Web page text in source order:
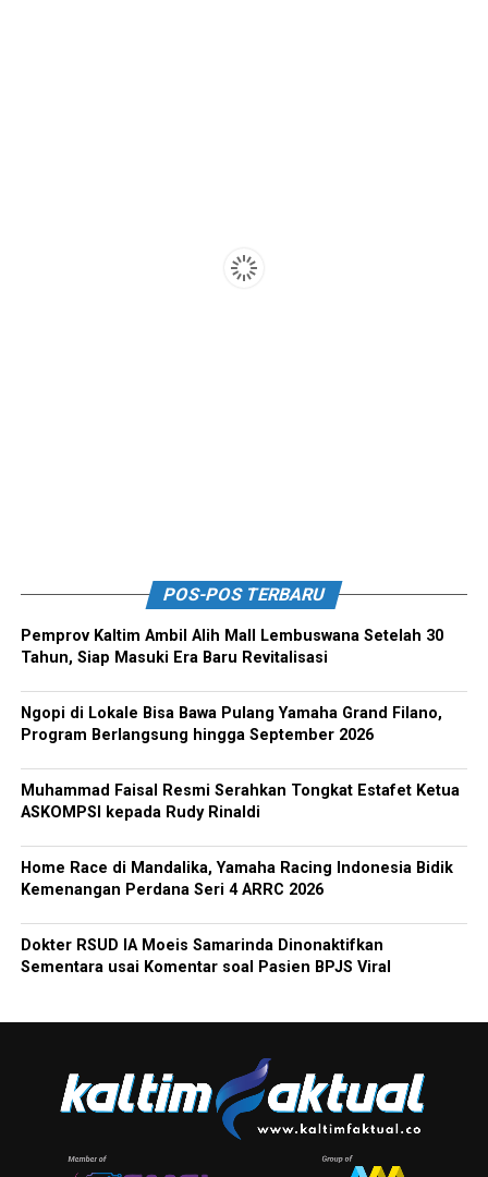
POS-POS TERBARU
Pemprov Kaltim Ambil Alih Mall Lembuswana Setelah 30
Tahun, Siap Masuki Era Baru Revitalisasi
Ngopi di Lokale Bisa Bawa Pulang Yamaha Grand Filano,
Program Berlangsung hingga September 2026
Muhammad Faisal Resmi Serahkan Tongkat Estafet Ketua
ASKOMPSI kepada Rudy Rinaldi
Home Race di Mandalika, Yamaha Racing Indonesia Bidik
Kemenangan Perdana Seri 4 ARRC 2026
Dokter RSUD IA Moeis Samarinda Dinonaktifkan
Sementara usai Komentar soal Pasien BPJS Viral